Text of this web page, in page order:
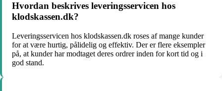
Hvordan beskrives leveringsservicen hos
klodskassen.dk?
Leveringsservicen hos klodskassen.dk roses af mange kunder
for at være hurtig, pålidelig og effektiv. Der er flere eksempler
på, at kunder har modtaget deres ordrer inden for kort tid og i
god stand.